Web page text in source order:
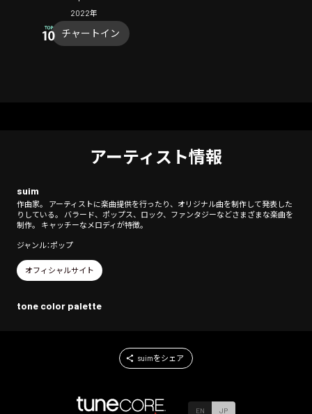
2022年
チャートイン
アーティスト情報
suim
作曲家。 アーティストに楽曲提供を行ったり、オリジナル曲を制作して発表した
りしている。 バラード、ポップス、ロック、ファンタジーなどさまざまな楽曲を
制作。 キャッチーなメロディが特徴。
ジャンル：ポップ
オフィシャルサイト
tone color palette
suimをシェア
EN JP